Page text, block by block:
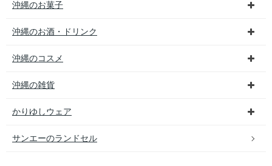
沖縄のお菓子
沖縄のお酒・ドリンク
沖縄のコスメ
沖縄の雑貨
かりゆしウェア
サンエーのランドセル